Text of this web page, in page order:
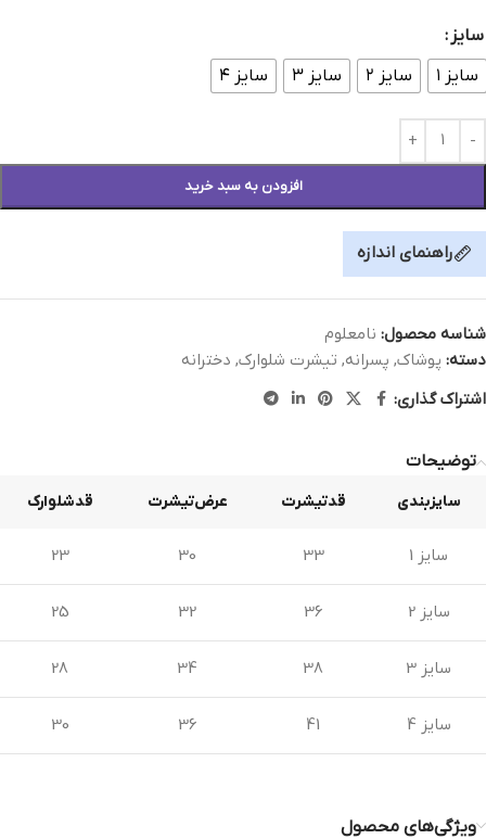
سایز
سایز ۱
سایز ۲ سایز ۳ سایز ۴
افزودن به سبد خرید
راهنمای اندازه
شناسه محصول: نامعلوم
دسته: پوشاک, پسرانه, تیشرت شلوارک, دخترانه
اشتراک گذاری:
توضیحات
سایزبندی قدتیشرت عرض‌تیشرت قدشلوارک
سایز 1 33
30
23
سایز 2 36
32
25
سایز 3 38
34
28
سایز 4 41
36
30
ویژگی‌های محصول